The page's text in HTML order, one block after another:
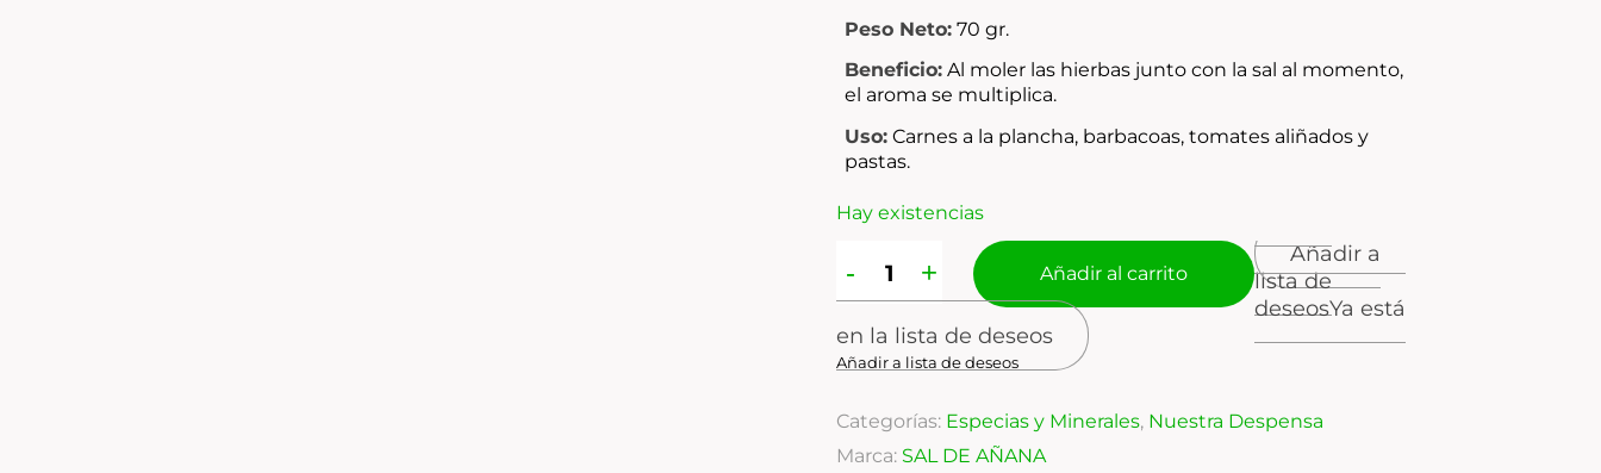
Peso Neto: 70 gr.
Beneficio: Al moler las hierbas junto con la sal al momento,
el aroma se multiplica.
Uso: Carnes a la plancha, barbacoas, tomates aliñados y
pastas.
Hay existencias
Añadir al carrito
Añadir a
lista de
deseosYa está
en la lista de deseos
Añadir a lista de deseos
Categorías: Especias y Minerales, Nuestra Despensa
Marca: SAL DE AÑANA